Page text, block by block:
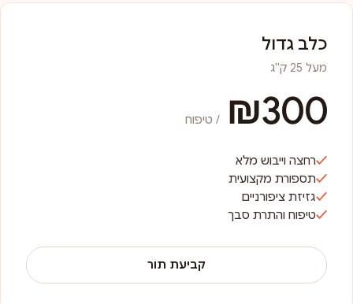
כלב גדול
מעל 25 ק"ג
₪300 / טיפוח
רחצה וייבוש מלא
תספורת מקצועית
גזיזת ציפורניים
טיפוח והתרת סבך
קביעת תור